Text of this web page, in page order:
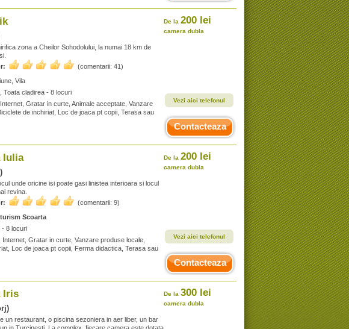
zona a Cheilor Sohodolului, la numai 18 km de
(comentarii: 41)
Vila
Toata cladirea - 8 locuri
Gratar in curte, Animale acceptate, Vanzare
de inchiriat, Loc de joaca pt copii, Terasa sau
De la 200 lei
camera dubla
Vezi aici telefonul
Contacteaza
Iulia
unde oricine isi poate gasi linistea interioara si locul
revina.
(comentarii: 9)
Scoarta
- 8 locuri
Internet, Gratar in curte, Vanzare produse locale,
Loc de joaca pt copii, Ferma didactica, Terasa sau
De la 200 lei
camera dubla
Vezi aici telefonul
Contacteaza
Iris
un restaurant, o piscina sezoniera in aer liber, un bar
De la 300 lei
camera dubla